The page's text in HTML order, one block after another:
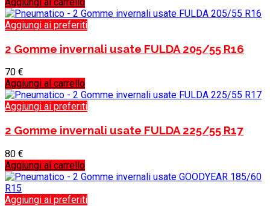
Aggiungi ai preferiti
2 Gomme invernali usate FULDA 205/55 R16
70 €
Aggiungi al carrello
Aggiungi ai preferiti
2 Gomme invernali usate FULDA 225/55 R17
80 €
Aggiungi al carrello
Aggiungi ai preferiti